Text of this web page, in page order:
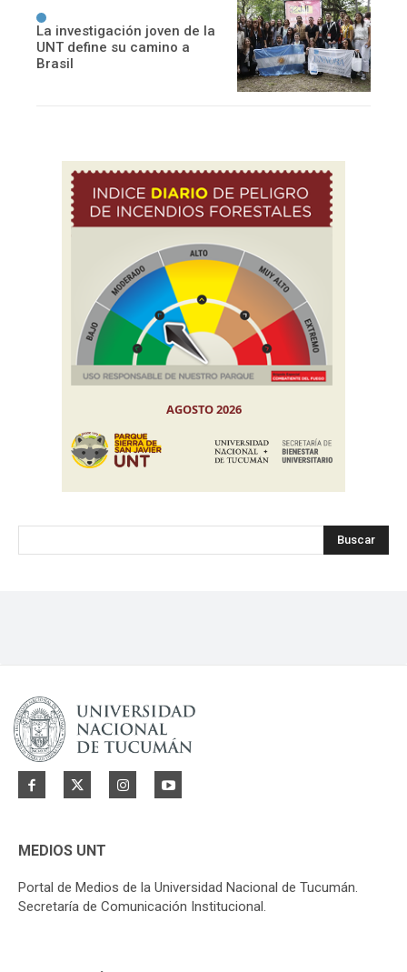
La investigación joven de la
UNT define su camino a
Brasil
Buscar
MEDIOS UNT
Portal de Medios de la Universidad Nacional de Tucumán.
Secretaría de Comunicación Institucional.